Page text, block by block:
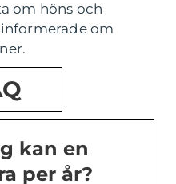
om höns och
om
kan en
per år?